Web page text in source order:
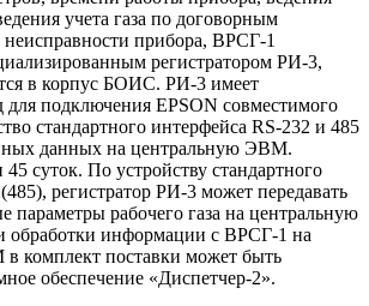
учета газа по договорным
неисправности прибора, ВРСГ-1
регистратором РИ-3,
в корпус БОИС. РИ-3 имеет
для подключения EPSON совместимого
стандартного интерфейса RS-232 и 485
данных на центральную ЭВМ.
суток. По устройству стандартного
регистратор РИ-3 может передавать
параметры рабочего газа на центральную
информации с ВРСГ-1 на
комплект поставки может быть
обеспечение «Диспетчер-2».